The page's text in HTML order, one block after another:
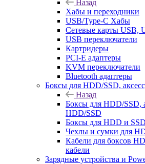
Назад
Хабы и переходники
USB/Type-C Хабы
Сетевые карты USB,
USB переключатели
Картридеры
PCI-E адаптеры
KVM переключатели
Bluetooth адаптеры
Боксы для HDD/SSD,
Назад
Боксы для HDD/SSD,
HDD/SSD
Боксы для HDD и SSD
Чехлы и сумки для
Кабели для боксов
кабели
Зарядные устройства и